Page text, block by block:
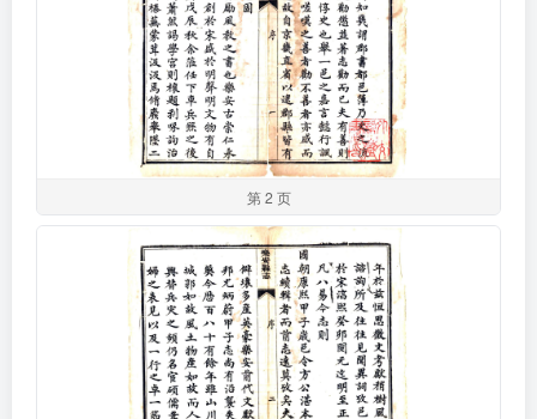
第 2 页